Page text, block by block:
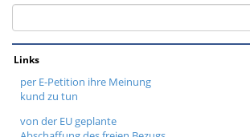
Links
per E-Petition ihre Meinung
kund zu tun
von der EU geplante